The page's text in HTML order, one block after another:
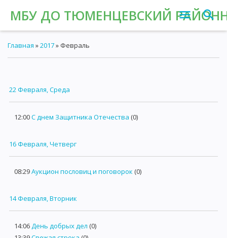
МБУ ДО ТЮМЕНЦЕВСКИЙ
Главная »2017» Февраль
22 Февраля, Среда
12:00С днем Защитника Отечества (0)
16 Февраля, Четверг
08:29Аукцион пословиц и поговорок (0)
14 Февраля, Вторник
14:06День добрых дел (0)